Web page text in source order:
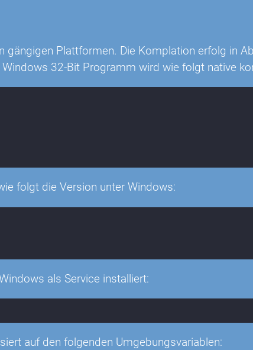
Plattformen. Die Komplation erfolg in
Windows 32-Bit Programm wird wie folgt native
folgt die Version unter Windows:
als Service installiert:
auf den folgenden Umgebungsvariablen: